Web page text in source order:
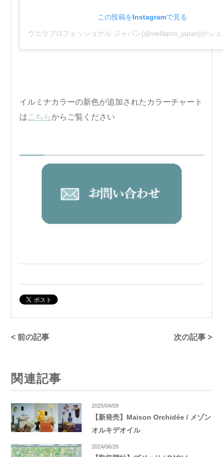
この投稿をInstagramで見る
ウエラプロフェッショナル ジャパン(@wellapro_japan)がシ
イルミナカラーの新色が追加されたカラーチャート
はこちらからご覧ください
< 前の記事 次の記事 >
関連記事
2025/04/09
【新発売】Maison Orchidée / メゾン
オルキデオイル
2024/06/26